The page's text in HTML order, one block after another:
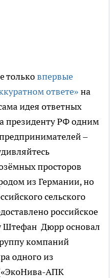
тольковпервые
ответе» на
идея ответных
президенту РФ одним
–
просторов
из Германии, но
сельского
российское
Штефан Дюрр основал
компаний
одного из
АПК